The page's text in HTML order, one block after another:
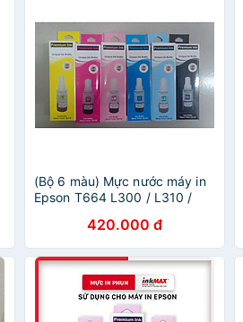
(Bộ 6 màu) Mực nước máy in
Epson T664 L300 / L310 /
L120 / L200 / L210 / L565 ... -
HÀNG NHẬP KHẨU
420.000 đ